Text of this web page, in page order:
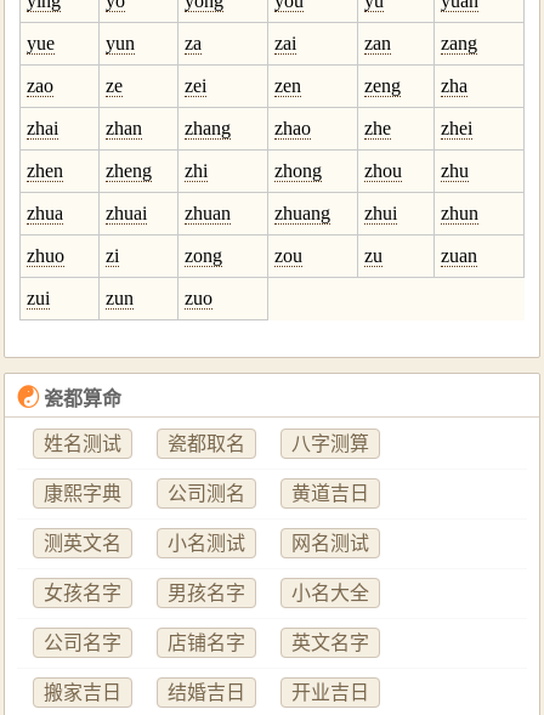
yue yun za zai zan zang
zao ze zei zen zeng zha
zhai zhan zhang zhao zhe zhei
zhen zheng zhi zhong zhou zhu
zhua zhuai zhuan zhuang zhui zhun
zhuo zi zong zou zu zuan
zui zun zuo
☯瓷都算命
姓名测试 瓷都取名 八字测算
康熙字典 公司测名 黄道吉日
测英文名 小名测试 网名测试
女孩名字 男孩名字 小名大全
公司名字 店铺名字 英文名字
搬家吉日 结婚吉日 开业吉日